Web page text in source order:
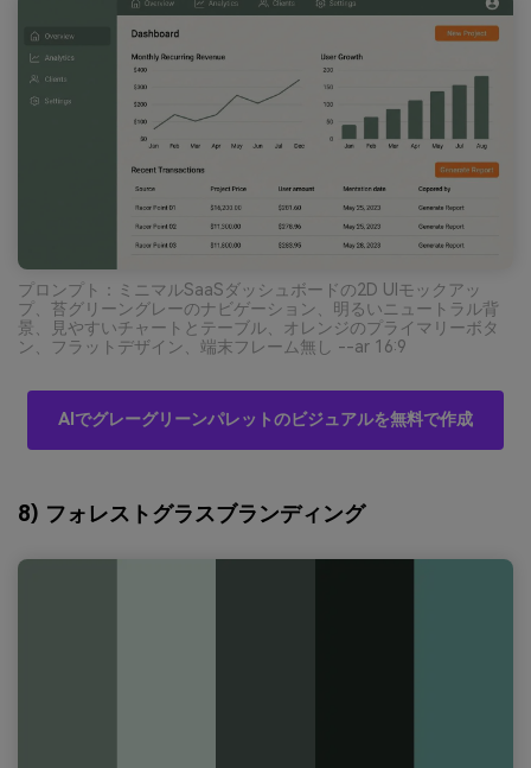
プロンプト：ミニマルSaaSダッシュボードの2D UIモックアッ
プ、苔グリーングレーのナビゲーション、明るいニュートラル背
景、見やすいチャートとテーブル、オレンジのプライマリーボタ
ン、フラットデザイン、端末フレーム無し --ar 16:9
AIでグレーグリーンパレットのビジュアルを無料で作成
8) フォレストグラスブランディング